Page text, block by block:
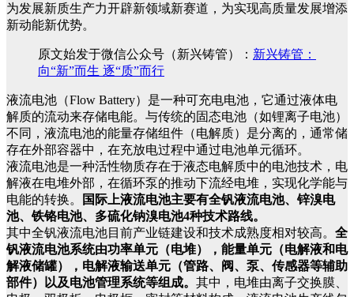
为发展新质生产力开辟新领域新赛道，为实现高质量发展增添
新动能新优势。
原文始发于微信公众号（新兴铸管）： 新兴铸管：
向“新”而生 逐“质”而行
液流电池（Flow Battery）是一种可充电电池，它通过液体电
解质的流动来存储电能。与传统的固态电池（如锂离子电池）
不同，液流电池的能量存储组件（电解质）是分离的，通常储
存在外部容器中，在充放电过程中通过电池单元循环。
液流电池是一种活性物质存在于液态电解质中的电池技术，电
解液在电堆外部，在循环泵的推动下流经电堆，实现化学能与
电能的转换。
国际上液流电池主要有全钒液流电池、锌溴电
池、铁铬电池、多硫化钠溴电池4种技术路线。
其中全钒液流电池目前产业链建设和技术成熟度相对较高。 全
钒液流电池系统由功率单元（电堆），能量单元（电解液和电
解液储罐），电解液输送单元（管路、阀、泵、传感器等辅助
部件）以及电池管理系统等组成。 其中，电堆由离子交换膜、